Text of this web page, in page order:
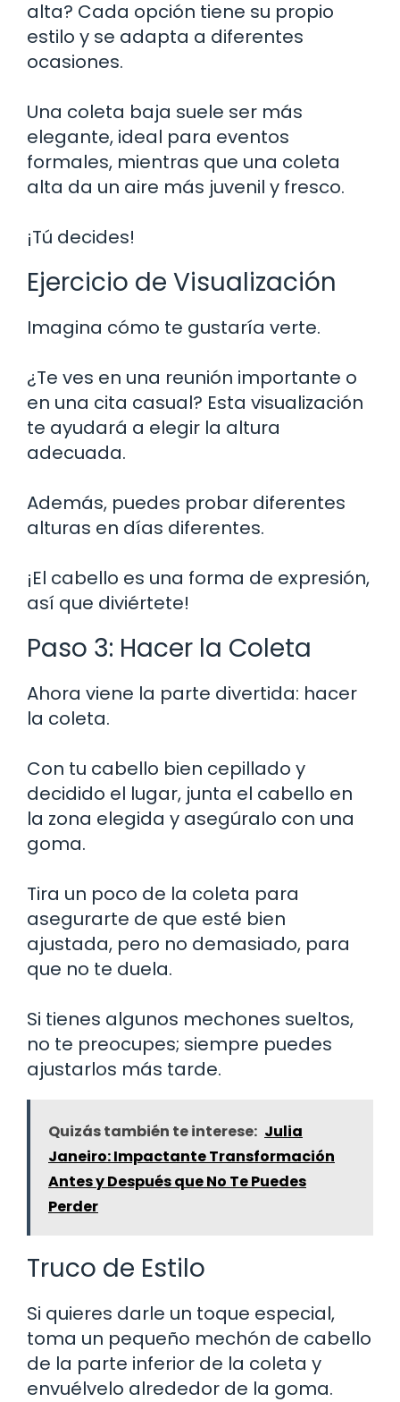
alta? Cada opción tiene su propio
estilo y se adapta a diferentes
ocasiones.
Una coleta baja suele ser más
elegante, ideal para eventos
formales, mientras que una coleta
alta da un aire más juvenil y fresco.
¡Tú decides!
Ejercicio de Visualización
Imagina cómo te gustaría verte.
¿Te ves en una reunión importante o
en una cita casual? Esta visualización
te ayudará a elegir la altura
adecuada.
Además, puedes probar diferentes
alturas en días diferentes.
¡El cabello es una forma de expresión,
así que diviértete!
Paso 3: Hacer la Coleta
Ahora viene la parte divertida: hacer
la coleta.
Con tu cabello bien cepillado y
decidido el lugar, junta el cabello en
la zona elegida y asegúralo con una
goma.
Tira un poco de la coleta para
asegurarte de que esté bien
ajustada, pero no demasiado, para
que no te duela.
Si tienes algunos mechones sueltos,
no te preocupes; siempre puedes
ajustarlos más tarde.
Quizás también te interese: Julia
Janeiro: Impactante Transformación
Antes y Después que No Te Puedes
Perder
Truco de Estilo
Si quieres darle un toque especial,
toma un pequeño mechón de cabello
de la parte inferior de la coleta y
envuélvelo alrededor de la goma.